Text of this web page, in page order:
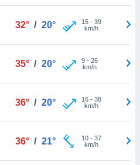
32° / 20° 15- 39
km/h
35° / 20° 9- 26
km/h
36° / 20° 16- 38
km/h
36° / 21° 10- 37
km/h